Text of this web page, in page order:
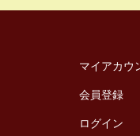
マイアカウ
会員登録
ログイン